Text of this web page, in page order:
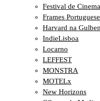
Festival de
Frames
Harvard na
IndieLisboa
Locarno
LEFFEST
MONSTRA
MOTELx
New Horizons